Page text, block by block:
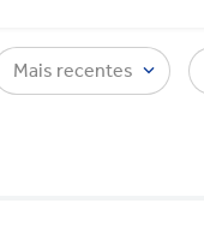
Mais recentes